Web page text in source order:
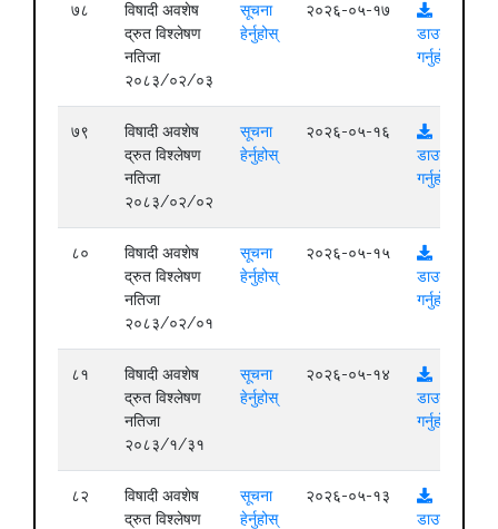
७८
विषादी अवशेष
द्रुत विश्लेषण
नतिजा
२०८३/०२/०३
सूचना
हेर्नुहोस्
२०२६-०५-१७
डाउनलोड
गर्नुहोस्
७९
विषादी अवशेष
द्रुत विश्लेषण
नतिजा
२०८३/०२/०२
सूचना
हेर्नुहोस्
२०२६-०५-१६
डाउनलोड
गर्नुहोस्
८०
विषादी अवशेष
द्रुत विश्लेषण
नतिजा
२०८३/०२/०१
सूचना
हेर्नुहोस्
२०२६-०५-१५
डाउनलोड
गर्नुहोस्
८१
विषादी अवशेष
द्रुत विश्लेषण
नतिजा
२०८३/१/३१
सूचना
हेर्नुहोस्
२०२६-०५-१४
डाउनलोड
गर्नुहोस्
८२
विषादी अवशेष
द्रुत विश्लेषण
सूचना
हेर्नुहोस्
२०२६-०५-१३
डाउनलोड